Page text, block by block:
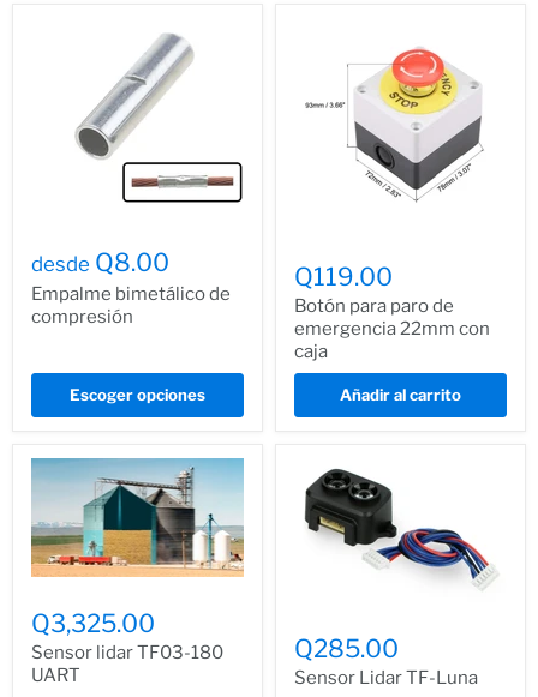
desde Q8.00
Empalme bimetálico de
compresión
Escoger opciones
Q119.00
Botón para paro de
emergencia 22mm con
caja
Añadir al carrito
Q3,325.00
Sensor lidar TF03-180
UART
Q285.00
Sensor Lidar TF-Luna